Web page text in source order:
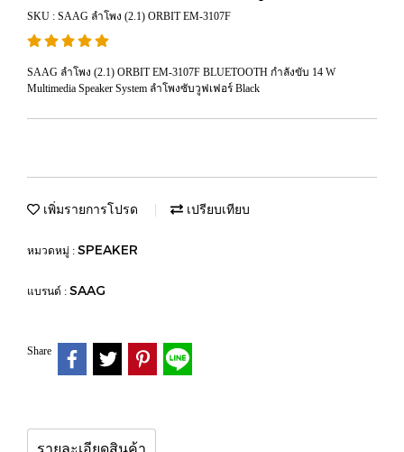
SKU : SAAG ลำโพง (2.1) ORBIT EM-3107F
SAAG ลำโพง (2.1) ORBIT EM-3107F BLUETOOTH กำลังขับ 14 W
Multimedia Speaker System ลำโพงซับวูฟเฟอร์ Black
เพิ่มรายการโปรด เปรียบเทียบ
หมวดหมู่ : SPEAKER
แบรนด์ : SAAG
Share
รายละเอียดสินค้า